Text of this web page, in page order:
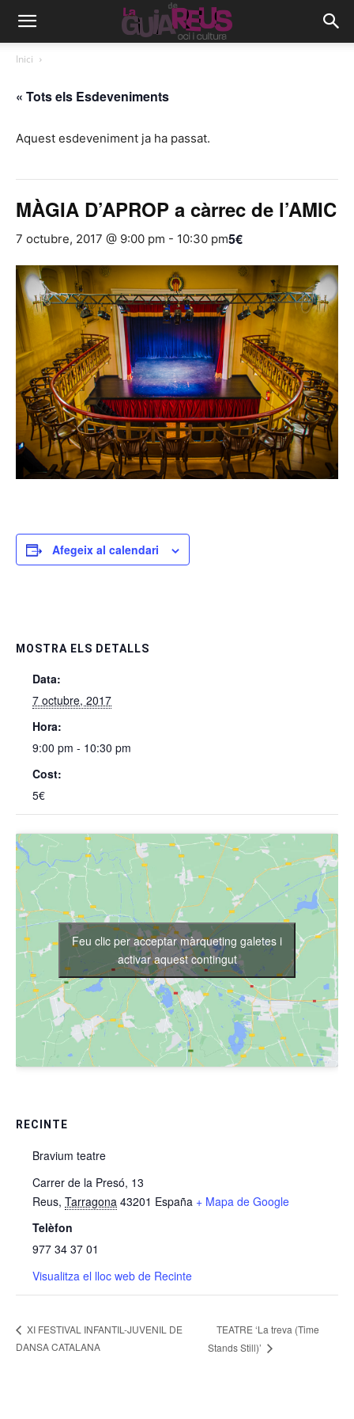
Inici
« Tots els Esdeveniments
Aquest esdeveniment ja ha passat.
MÀGIA D’APROP a càrrec de l’AMIC
7 octubre, 2017 @ 9:00 pm - 10:30 pm5€
Afegeix al calendari
MOSTRA ELS DETALLS
Data:
7 octubre, 2017
Hora:
9:00 pm - 10:30 pm
Cost:
5€
RECINTE
Bravium teatre
Carrer de la Presó, 13
Reus, Tarragona 43201 España + Mapa de Google
Telèfon
977 34 37 01
Visualitza el lloc web de Recinte
Feu clic per acceptar màrqueting galetes i
activar aquest contingut
XI FESTIVAL INFANTIL-JUVENIL DE
DANSA CATALANA
TEATRE ‘La treva (Time
Stands Still)’